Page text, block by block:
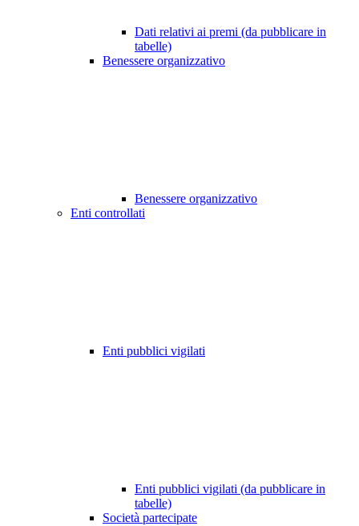
Dati relativi ai premi (da pubblicare in
tabelle)
Benessere organizzativo
Benessere organizzativo
Enti controllati
Enti pubblici vigilati
Enti pubblici vigilati (da pubblicare in
tabelle)
Società partecipate